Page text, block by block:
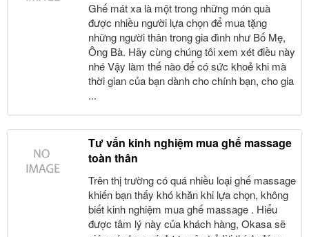
Ghế mát xa là một trong những món quà
được nhiều người lựa chọn để mua tặng
những người thân trong gia đình như Bố Mẹ,
Ông Bà. Hãy cùng chúng tôi xem xét điều này
nhé Vậy làm thế nào để có sức khoẻ khi mà
thời gian của bạn dành cho chính bạn, cho gia
...
Tư vấn kinh nghiệm mua ghế massage
toàn thân
Trên thị trường có quá nhiều loại ghế massage
khiến bạn thấy khó khăn khi lựa chọn, không
biết kinh nghiệm mua ghế massage . Hiểu
được tâm lý này của khách hàng, Okasa sẽ